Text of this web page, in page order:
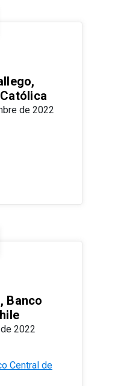
de 2022
Banco
2022
Central de